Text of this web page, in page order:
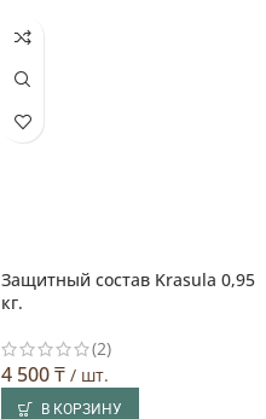
Защитный состав Krasula 0,95
кг.
(2)
4 500₸ / шт.
В КОРЗИНУ